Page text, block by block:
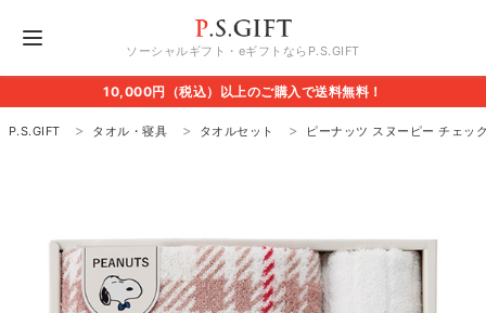
ソーシャルギフト・eギフトならP.S.GIFT
10,000円（税込）以上のご購入で送料無料！
P.S.GIFT タオル・寝具 タオルセット ピーナッツ スヌーピー チェッ